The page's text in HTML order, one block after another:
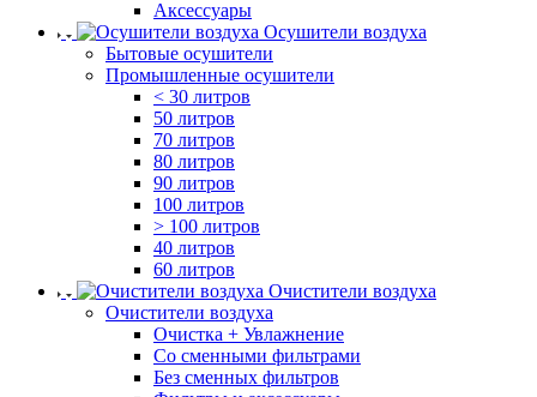
Аксессуары
Осушители воздуха
Бытовые осушители
Промышленные осушители
< 30 литров
50 литров
70 литров
80 литров
90 литров
100 литров
> 100 литров
40 литров
60 литров
Очистители воздуха
Очистители воздуха
Очистка + Увлажнение
Cо сменными фильтрами
Без сменных фильтров